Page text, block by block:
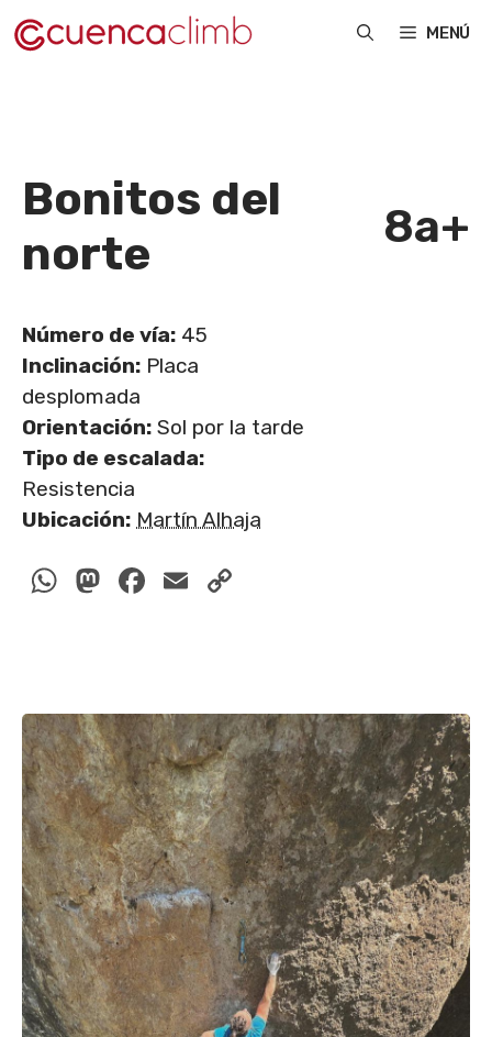
Saltar
al
MENÚ
Bonitos del
norte
8a+
Número de vía: 45
Inclinación: Placa
desplomada
Orientación: Sol por la tarde
Tipo de escalada:
Resistencia
Ubicación: Martín Alhaja
WhatsApp
Mastodon
Facebook
Email